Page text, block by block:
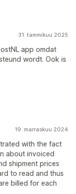
31. tammikuu 2025
app omdat
wordt. Ook is
19. marraskuu 2024
with the fact
about invoiced
shipment prices
to read and thus
billed for each